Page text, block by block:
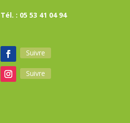
Tél. : 05 53 41 04 94
Suivre
Suivre